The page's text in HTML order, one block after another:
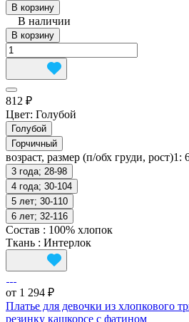
В корзину
В наличии
В корзину
812 ₽
Цвет: Голубой
Голубой
Горчичный
возраст, размер (п/обх груди, рост)1:
3 года; 28-98
4 года; 30-104
5 лет; 30-110
6 лет; 32-116
Состав : 100% хлопок
Ткань : Интерлок
от 1 294 ₽
Платье для девочки из хлопкового
резинку кашкорсе с фатином